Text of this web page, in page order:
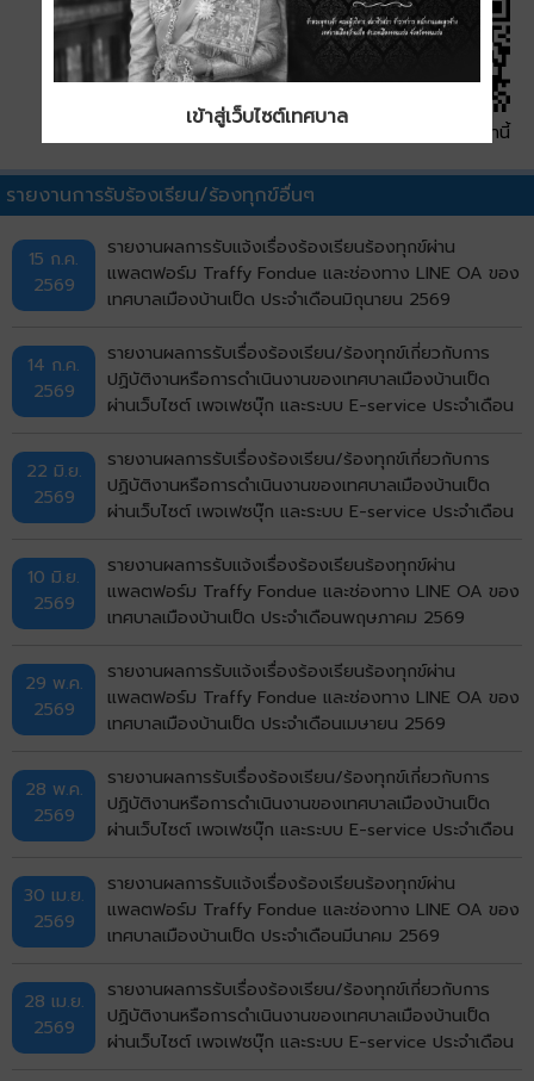
QR Code หน้านี้
รายงานการรับร้องเรียน/ร้องทุกข์อื่นๆ
15 ก.ค.
2569
รายงานผลการรับแจ้งเรื่องร้องเรียนร้องทุกข์ผ่าน
แพลตฟอร์ม Traffy Fondue และช่องทาง LINE OA ของ
เทศบาลเมืองบ้านเป็ด ประจำเดือนมิถุนายน 2569
14 ก.ค.
2569
รายงานผลการรับเรื่องร้องเรียน/ร้องทุกข์เกี่ยวกับการ
ปฏิบัติงานหรือการดำเนินงานของเทศบาลเมืองบ้านเป็ด
ผ่านเว็บไซต์ เพจเฟซบุ๊ก และระบบ E-service ประจำเดือน
22 มิ.ย.
2569
รายงานผลการรับเรื่องร้องเรียน/ร้องทุกข์เกี่ยวกับการ
ปฏิบัติงานหรือการดำเนินงานของเทศบาลเมืองบ้านเป็ด
ผ่านเว็บไซต์ เพจเฟซบุ๊ก และระบบ E-service ประจำเดือน
10 มิ.ย.
2569
รายงานผลการรับแจ้งเรื่องร้องเรียนร้องทุกข์ผ่าน
แพลตฟอร์ม Traffy Fondue และช่องทาง LINE OA ของ
เทศบาลเมืองบ้านเป็ด ประจำเดือนพฤษภาคม 2569
29 พ.ค.
2569
รายงานผลการรับแจ้งเรื่องร้องเรียนร้องทุกข์ผ่าน
แพลตฟอร์ม Traffy Fondue และช่องทาง LINE OA ของ
เทศบาลเมืองบ้านเป็ด ประจำเดือนเมษายน 2569
28 พ.ค.
2569
รายงานผลการรับเรื่องร้องเรียน/ร้องทุกข์เกี่ยวกับการ
ปฏิบัติงานหรือการดำเนินงานของเทศบาลเมืองบ้านเป็ด
ผ่านเว็บไซต์ เพจเฟซบุ๊ก และระบบ E-service ประจำเดือน
30 เม.ย.
2569
รายงานผลการรับแจ้งเรื่องร้องเรียนร้องทุกข์ผ่าน
แพลตฟอร์ม Traffy Fondue และช่องทาง LINE OA ของ
เทศบาลเมืองบ้านเป็ด ประจำเดือนมีนาคม 2569
28 เม.ย.
2569
รายงานผลการรับเรื่องร้องเรียน/ร้องทุกข์เกี่ยวกับการ
ปฏิบัติงานหรือการดำเนินงานของเทศบาลเมืองบ้านเป็ด
ผ่านเว็บไซต์ เพจเฟซบุ๊ก และระบบ E-service ประจำเดือน
เข้าสู่เว็บไซต์เทศบาล